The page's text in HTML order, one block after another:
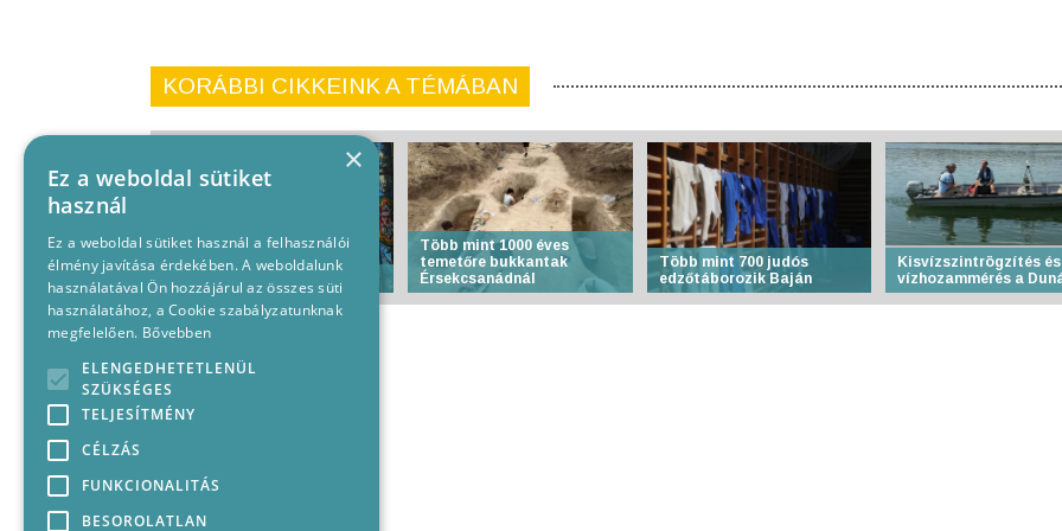
KORÁBBI CIKKEINK A TÉMÁBAN
Anyakönyvi hírek
Több mint 1000 éves
temetőre bukkantak
Érsekcsanádnál
Több mint 700 judós
edzőtáborozik Baján
Kisvízszintrögzítés és
vízhozammérés a
×
Ez a weboldal sütiket
használ
Ez a weboldal sütiket használ a felhasználói
élmény javítása érdekében. A weboldalunk
használatával Ön hozzájárul az összes süti
használatához, a Cookie szabályzatunknak
megfelelően. Bővebben
ELENGEDHETETLENÜL
SZÜKSÉGES
TELJESÍTMÉNY
CÉLZÁS
FUNKCIONALITÁS
BESOROLATLAN